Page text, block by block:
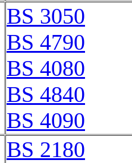
BS 3050
BS 4790
BS 4080
BS 4840
BS 4090
BS 2180